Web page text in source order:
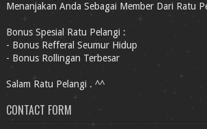
Menanjakan Anda Sebagai Member Dari Ratu
Bonus Spesial Ratu Pelangi :
- Bonus Refferal Seumur Hidup
- Bonus Rollingan Terbesar
Salam Ratu Pelangi . ^^
CONTACT FORM